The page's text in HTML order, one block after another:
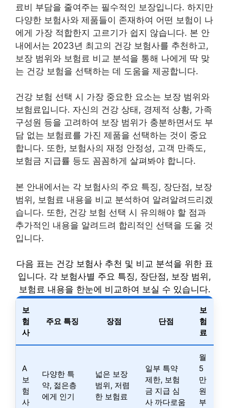
료비 부담을 줄여주는 필수적인 보장입니다. 하지만
다양한 보험사와 제품들이 존재하여 어떤 보험이 나
에게 가장 적합한지 고르기가 쉽지 않습니다. 본 안
내에서는 2023년 최고의 건강 보험사를 추천하고,
보장 범위와 보험료 비교 분석을 통해 나에게 딱 맞
는 건강 보험을 선택하는 데 도움을 제공합니다.
건강 보험 선택 시 가장 중요한 요소는 보장 범위와
보험료입니다. 자신의 건강 상태, 경제적 상황, 가족
구성원 등을 고려하여 보장 범위가 충분하면서도 부
담 없는 보험료를 가진 제품을 선택하는 것이 중요
합니다. 또한, 보험사의 재정 안정성, 고객 만족도,
보험금 지급률 등도 꼼꼼하게 살펴봐야 합니다.
본 안내에서는 각 보험사의 주요 특징, 장단점, 보장
범위, 보험료 내용을 비교 분석하여 알려알려드리겠
습니다. 또한, 건강 보험 선택 시 유의해야 할 점과
추가적인 내용을 알려드려 합리적인 선택을 도울 것
입니다.
다음 표는 건강 보험사 추천 및 비교 분석을 위한 표
입니다. 각 보험사별 주요 특징, 장단점, 보장 범위,
보험료 내용을 한눈에 비교하여 보실 수 있습니다.
보
험
사
주요 특징 장점 단점
보
험
료
A
보
험
사
다양한 특
약, 젊은층
에게 인기
넓은 보장
범위, 저렴
한 보험료
일부 특약
제한, 보험
금 지급 심
사 까다로움
월
5
만
원
부